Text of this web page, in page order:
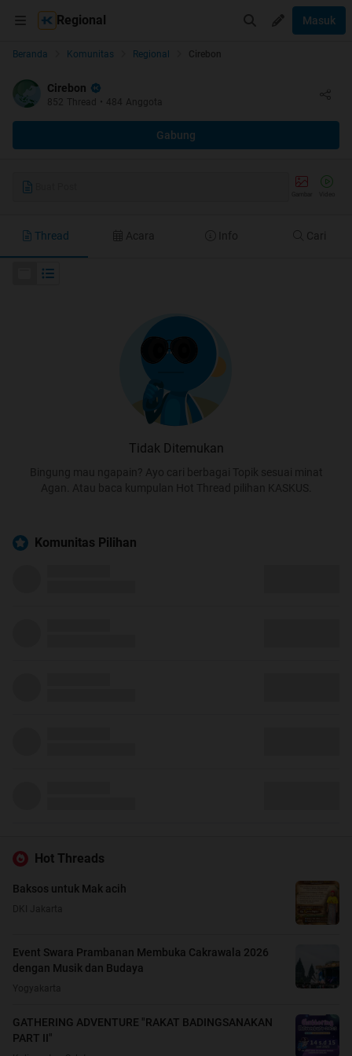
Regional Masuk
Beranda Komunitas Regional Cirebon
Cirebon
852 Thread • 484 Anggota
Gabung
Thread Acara Info Cari
Tidak Ditemukan
Bingung mau ngapain? Ayo cari berbagai Topik sesuai minat
Agan. Atau baca kumpulan Hot Thread pilihan KASKUS.
Komunitas Pilihan
Hot Threads
Baksos untuk Mak acih
Event Swara Prambanan Membuka Cakrawala 2026
dengan Musik dan Budaya
GATHERING ADVENTURE "RAKAT BADINGSANAKAN
PART II"